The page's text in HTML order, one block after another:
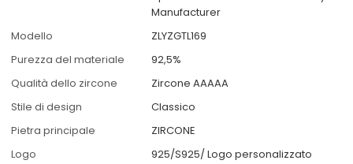
Manufacturer
Modello
ZLYZGTL169
Purezza del materiale
92,5%
Qualità dello zircone
Zircone AAAAA
Stile di design
Classico
Pietra principale
ZIRCONE
Logo
925/S925/ Logo personalizzato